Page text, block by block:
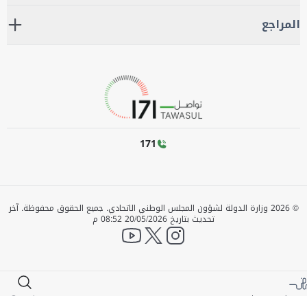
المراجع
171
©
2026 وزارة الدولة لشؤون المجلس الوطني الاتحادي. جميع الحقوق محفوظة.آخر
تحديث بتاريخ 20/05/2026 08:52 م
instagram
twitter
YouTube